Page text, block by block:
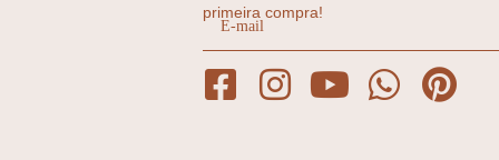
primeira compra!